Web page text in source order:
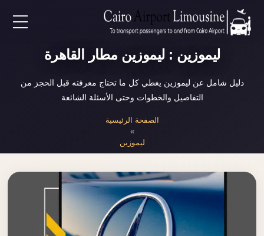
خدمات المطار
نحن
ليموزين : ليموزين مطار القاهرة
دليل شامل عن ليموزين يغطي كل ما تحتاج معرفته قبل الحجز من
التفاصيل والخطوات وحتى الأسئلة الشائعة
الصفحة الرئيسية
ليموزين